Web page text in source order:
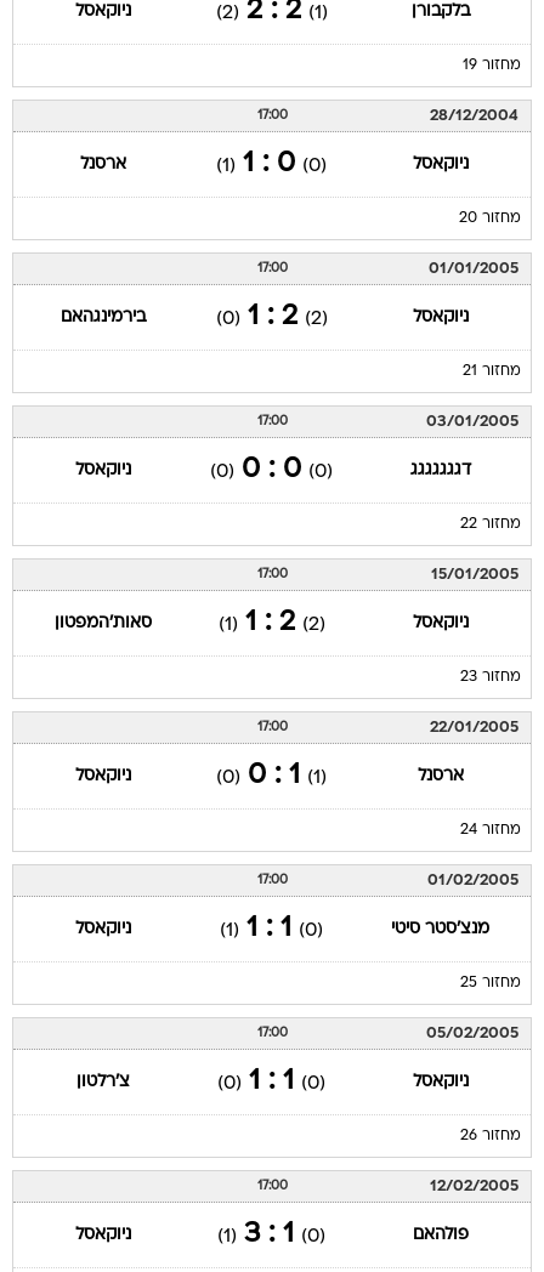
בלקבורן (1)
2 : 2
(2) ניוקאסל
מחזור 19
28/12/2004
17:00
ניוקאסל (0)
0 : 1
(1) ארסנל
מחזור 20
01/01/2005
17:00
ניוקאסל (2)
2 : 1
(0) בירמינגהאם
מחזור 21
03/01/2005
17:00
דגגגגגגג (0)
0 : 0
(0) ניוקאסל
מחזור 22
15/01/2005
17:00
ניוקאסל (2)
2 : 1
(1) סאות'המפטון
מחזור 23
22/01/2005
17:00
ארסנל (1)
1 : 0
(0) ניוקאסל
מחזור 24
01/02/2005
17:00
מנצ'סטר סיטי (0)
1 : 1
(1) ניוקאסל
מחזור 25
05/02/2005
17:00
ניוקאסל (0)
1 : 1
(0) צ'רלטון
מחזור 26
12/02/2005
17:00
פולהאם (0)
1 : 3
(1) ניוקאסל